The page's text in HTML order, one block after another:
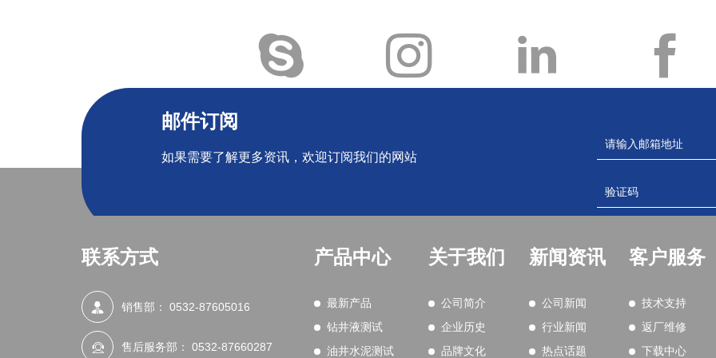
邮件订阅
如果需要了解更多资讯，欢迎订阅我们的网站
联系方式
销售部： 0532-87605016
售后服务部： 0532-87660287
产品中心
最新产品
钻井液测试
油井水泥测试
关于我们
公司简介
企业历史
品牌文化
新闻资讯
公司新闻
行业新闻
热点话题
客户服务
技术支持
返厂维修
下载中心